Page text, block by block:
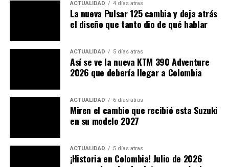
Y el consumo homologado seguirá siendo bajo: se
menciona un valor de3,7 L/100 kmen condiciones
¿Mejoras visuales en moto?
Uno de los cambios visibles más notables es lanueva
paleta de colores
presenta opciones como:
Pearl Falcon Grey
Iridium Gray Metallic
Mat Pearl Cool White
ACTUALIDAD 4 días atras
La nueva Pulsar 125 cambia y deja atrás
el diseño que tanto dio de qué hablar
ACTUALIDAD 5 días atras
Así se ve la nueva KTM 390 Adventure
2026 que debería llegar a Colombia
ACTUALIDAD 6 días atras
Miren el cambio que recibió esta Suzuki
en su modelo 2027
ACTUALIDAD 5 días atras
¡Historia en Colombia! Julio de 2026